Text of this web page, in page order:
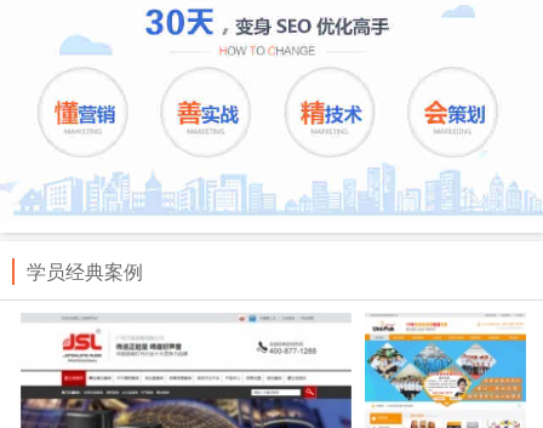
学员经典案例